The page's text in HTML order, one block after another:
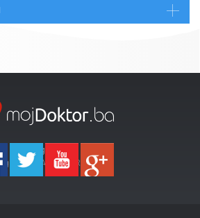
Ka-Agencija
2026 All Right Reserved